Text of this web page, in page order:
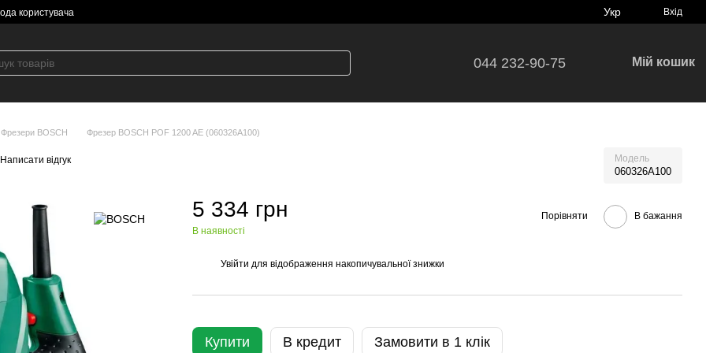
користувача Укр Вхід
044 232-90-75 Мій кошик
Фрезери BOSCH Фрезер BOSCH POF 1200 AE (060326A100)
Написати відгук Модель
060326A100
5 334 грн
В наявності
Порівняти В бажання
Увійти для відображення накопичувальної знижки
Купити В кредит Замовити в 1 клік